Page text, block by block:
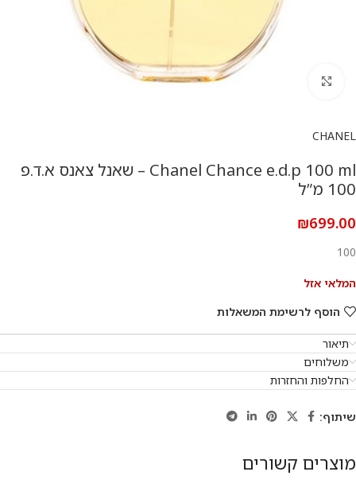
CHANEL
Chanel Chance e.d.p 100 ml – שאנל צאנס א.ד.פ
100 מ”ל
₪699.00
100
המלאי אזל
הוסף לרשימת המשאלות
תיאור
משלוחים
החלפות והחזרות
שיתוף:
מוצרים קשורים